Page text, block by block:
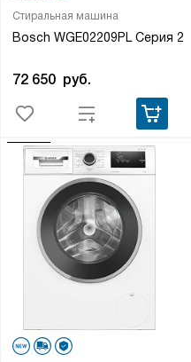
Стиральная машина
Bosch WGE02209PL Серия 2
72 650 руб.